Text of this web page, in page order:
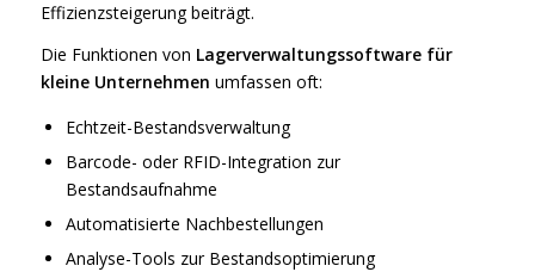
Effizienzsteigerung beiträgt.
Die Funktionen von Lagerverwaltungssoftware für
kleine Unternehmen umfassen oft:
Echtzeit-Bestandsverwaltung
Barcode- oder RFID-Integration zur
Bestandsaufnahme
Automatisierte Nachbestellungen
Analyse-Tools zur Bestandsoptimierung